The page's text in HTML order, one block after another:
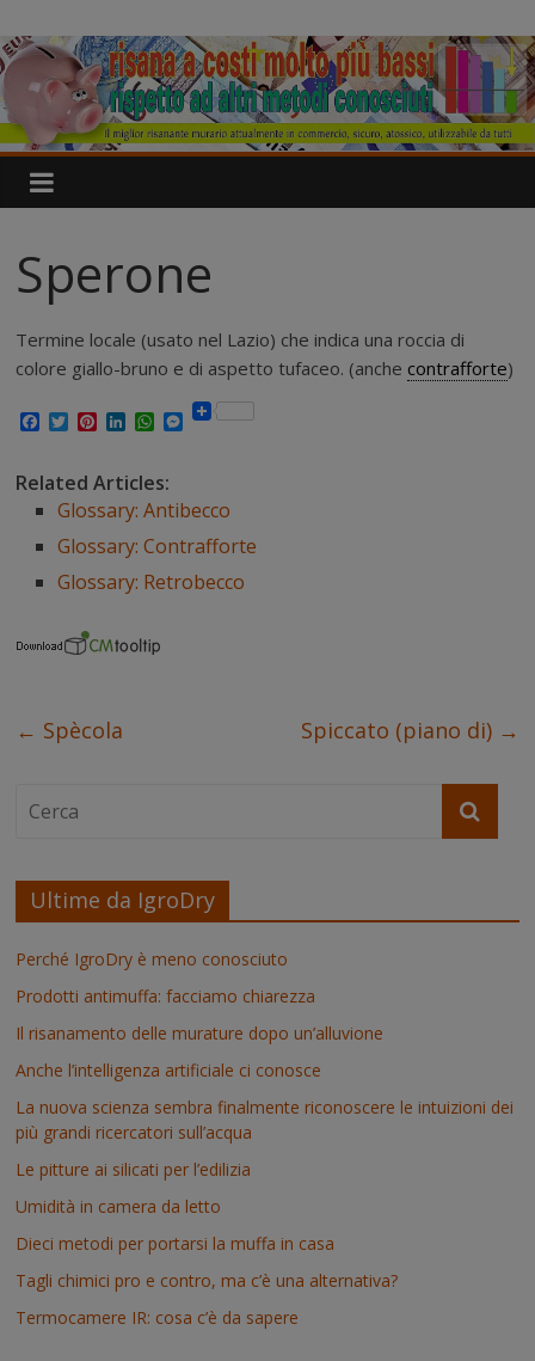
al
contenuto
IgroDry
miglior
risanante
per
muri
attualmente
in
Sperone
Termine locale (usato nel Lazio) che indica una roccia di
colore giallo-bruno e di aspetto tufaceo. (anche contrafforte)
F
a
e
b
o
k
T
w
t
t
e
r
P
t
e
r
e
s
t
L
k
e
d
I
n
W
h
t
s
A
p
p
M
n
g
e
r
Related Articles:
Glossary: Antibecco
Glossary: Contrafforte
Glossary: Retrobecco
← Spècola Spiccato (piano di) →
Ultime da IgroDry
Perché IgroDry è meno conosciuto
Prodotti antimuffa: facciamo chiarezza
Il risanamento delle murature dopo un’alluvione
Anche l’intelligenza artificiale ci conosce
La nuova scienza sembra finalmente riconoscere le intuizioni dei
più grandi ricercatori sull’acqua
Le pitture ai silicati per l’edilizia
Umidità in camera da letto
Dieci metodi per portarsi la muffa in casa
Tagli chimici pro e contro, ma c’è una alternativa?
Termocamere IR: cosa c’è da sapere